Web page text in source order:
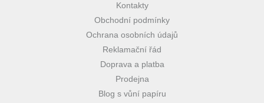
Kontakty
Obchodní podmínky
Ochrana osobních údajů
Reklamační řád
Doprava a platba
Prodejna
Blog s vůní papíru